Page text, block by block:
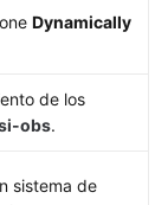
Dynamically
de los
obs.
sistema de